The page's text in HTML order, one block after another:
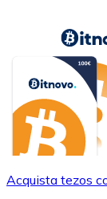
Acquista tezos